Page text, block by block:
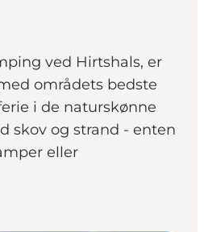
ved Hirtshals, er
områdets bedste
i de naturskønne
skov og strand - enten
eller